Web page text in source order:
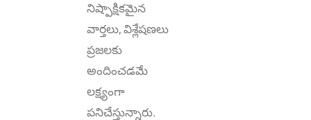
నిష్పాక్షికమైన
వార్తలు, విశ్లేషణలు
ప్రజలకు
అందించడమే
లక్ష్యంగా
పనిచేస్తున్నారు.